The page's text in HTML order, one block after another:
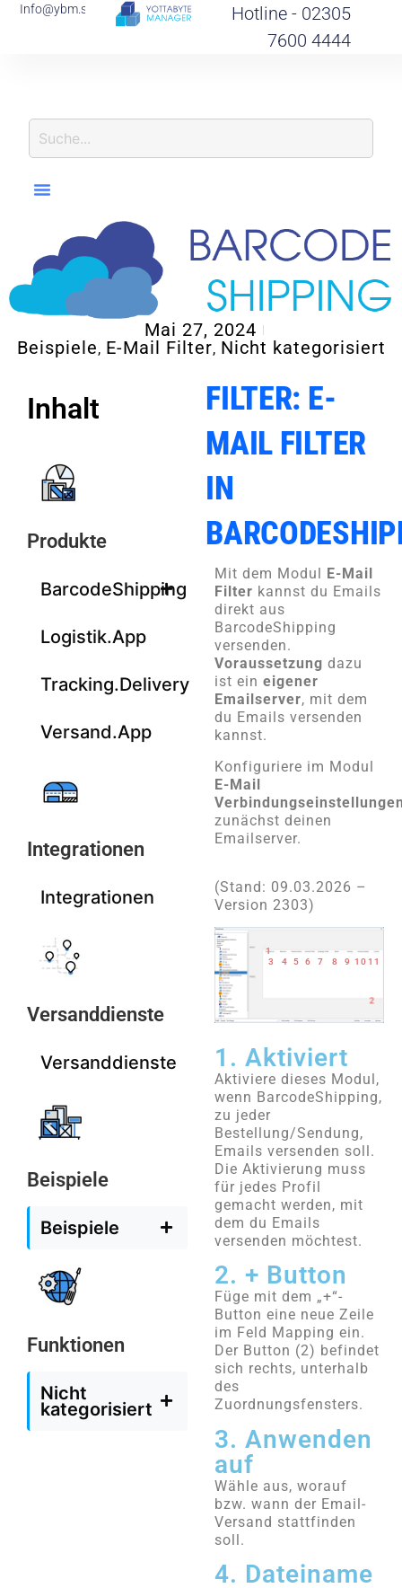
Info@ybm.support
Hotline - 02305
7600 4444
Mai 27, 2024
Beispiele, E-Mail Filter, Nicht kategorisiert
Inhalt
Produkte
BarcodeShipping
Logistik.App
Tracking.Delivery
Versand.App
Integrationen
Integrationen
Versanddienste
Versanddienste
Beispiele
Beispiele
Funktionen
Nicht
kategorisiert
FILTER: E-
MAIL FILTER
IN
Mit dem Modul
E-Mail
Filter kannst du Emails
direkt aus
BarcodeShipping
versenden.
Voraussetzung dazu
ist eineigener
Emailserver, mit dem
du Emails versenden
kannst.
Konfiguriere im Modul
E-Mail
zunächst deinen
Emailserver.
(Stand: 09.03.2026 –
Version 2303)
1
2
3 4 5 6 7 8 9 1011
1. Aktiviert
Aktiviere dieses Modul,
wenn BarcodeShipping,
zu jeder
Bestellung/Sendung,
Emails versenden soll.
Die Aktivierung muss
für jedes Profil
gemacht werden, mit
dem du Emails
versenden möchtest.
2. + Button
Füge mit dem „+“-
Button eine neue Zeile
im Feld Mapping ein.
Der Button (2) befindet
sich rechts, unterhalb
des
Zuordnungsfensters.
3. Anwenden
auf
Wähle aus, worauf
bzw. wann der Email-
Versand stattfinden
soll.
4. Dateiname